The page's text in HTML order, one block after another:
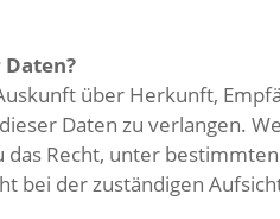
über Herkunft,
Daten zu verlangen.
Recht, unter
bei der zuständigen